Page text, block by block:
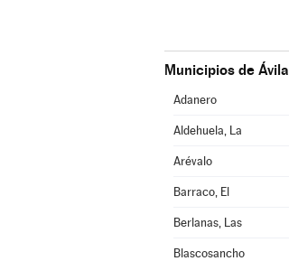
Municipios de Ávila
Adanero
Aldehuela, La
Arévalo
Barraco, El
Berlanas, Las
Blascosancho